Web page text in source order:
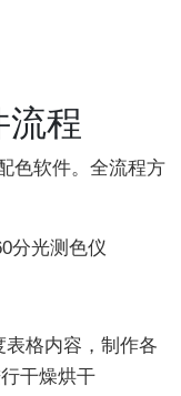
流程
色软件。全流程方
分光测色仪
格内容，制作各
干燥烘干